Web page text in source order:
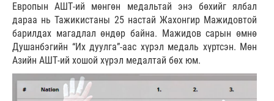
Европын АШТ-ий мөнгөн медальтай энэ бөхийг ялбал
дараа нь Тажикистаны 25 настай Жахонгир Мажидовтой
барилдах магадлал өндөр байна. Мажидов сарын өмнө
Душанбэгийн “Их дуулга”-аас хүрэл медаль хүртсэн. Мөн
Азийн АШТ-ий хошой хүрэл медалтай бөх юм.